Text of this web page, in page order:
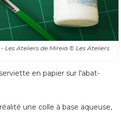
Les Ateliers de Mireia © Les Ateliers
en papier sur l'abat-
une colle à base aqueuse,